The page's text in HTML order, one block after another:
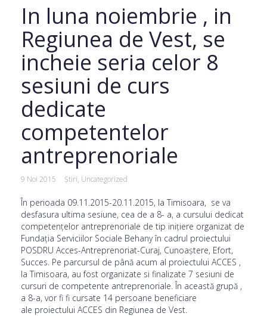
In luna noiembrie , in
Regiunea de Vest, se
incheie seria celor 8
sesiuni de curs
dedicate
competentelor
antreprenoriale
9 Noi 2015 Știri, Uncategorized
În perioada 09.11.2015-20.11.2015, la Timisoara, se va
desfasura ultima sesiune, cea de a 8- a, a cursului dedicat
competențelor antreprenoriale de tip inițiere organizat de
Fundația Serviciilor Sociale Behany în cadrul proiectului
POSDRU Acces-Antreprenoriat-Curaj, Cunoaștere, Efort,
Succes. Pe parcursul de până acum al proiectului ACCES ,
la Timisoara, au fost organizate si finalizate 7 sesiuni de
cursuri de competente antreprenoriale. În această grupă ,
a 8-a, vor fi fi cursate 14 persoane beneficiare
ale proiectului ACCES din Regiunea de Vest.